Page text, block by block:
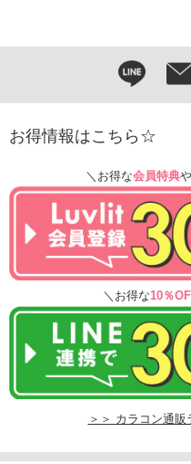
お得情報はこちら☆
＼お得な会員特典や
＼お得な10％
＞＞ カラコン通